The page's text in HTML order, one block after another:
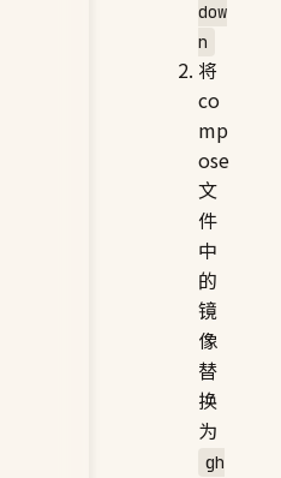
dow
n
将
co
mp
ose
文
件
中
的
镜
像
替
换
为
gh